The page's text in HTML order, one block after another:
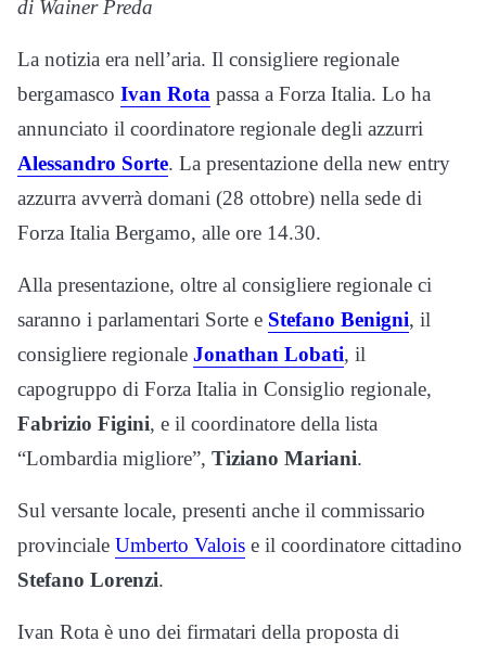
di Wainer Preda
La notizia era nell’aria. Il consigliere regionale
bergamasco Ivan Rota passa a Forza Italia. Lo ha
annunciato il coordinatore regionale degli azzurri
Alessandro Sorte. La presentazione della new entry
azzurra avverrà domani (28 ottobre) nella sede di
Forza Italia Bergamo, alle ore 14.30.
Alla presentazione, oltre al consigliere regionale ci
saranno i parlamentari Sorte e Stefano Benigni, il
consigliere regionale Jonathan Lobati, il
capogruppo di Forza Italia in Consiglio regionale,
Fabrizio Figini, e il coordinatore della lista
“Lombardia migliore”, Tiziano Mariani.
Sul versante locale, presenti anche il commissario
provinciale Umberto Valois e il coordinatore cittadino
Stefano Lorenzi.
Ivan Rota è uno dei firmatari della proposta di